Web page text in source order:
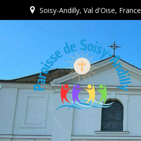
au
Soisy-Andilly, Val d'Oise, France